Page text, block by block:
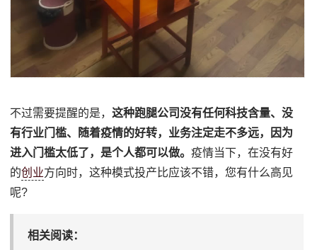
不过需要提醒的是，这种跑腿公司没有任何科技含量、没
有行业门槛、随着疫情的好转，业务注定走不多远，因为
进入门槛太低了，是个人都可以做。疫情当下，在没有好
的创业方向时，这种模式投产比应该不错，您有什么高见
呢?
相关阅读：